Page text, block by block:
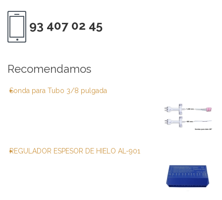
93 407 02 45
Recomendamos
Sonda para Tubo 3/8 pulgada
REGULADOR ESPESOR DE HIELO AL-901